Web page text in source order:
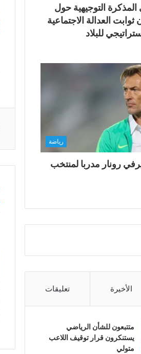
التوجيهية حول
2027 أن ثوابت العدالة الاجتماعية
للبلاد
رياضة
رونار مدربا لمنتخب
الأخيرة تعليقات
متتبعون للشأن الرياضي
يستنكرون قرار توقيف اللاعب
متولي